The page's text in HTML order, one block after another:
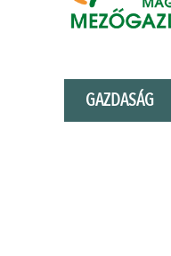
GAZDASÁG